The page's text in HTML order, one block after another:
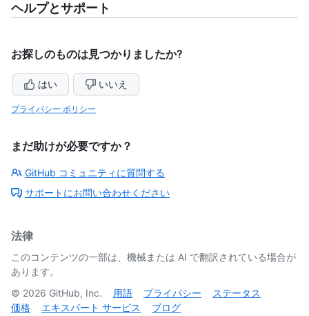
ヘルプとサポート
お探しのものは見つかりましたか?
はい いいえ
プライバシー ポリシー
まだ助けが必要ですか？
GitHub コミュニティに質問する
サポートにお問い合わせください
法律
このコンテンツの一部は、機械または AI で翻訳されている場合が
あります。
© 2026 GitHub, Inc. 用語 プライバシー
ステータス
価格
エキスパート サービス ブログ